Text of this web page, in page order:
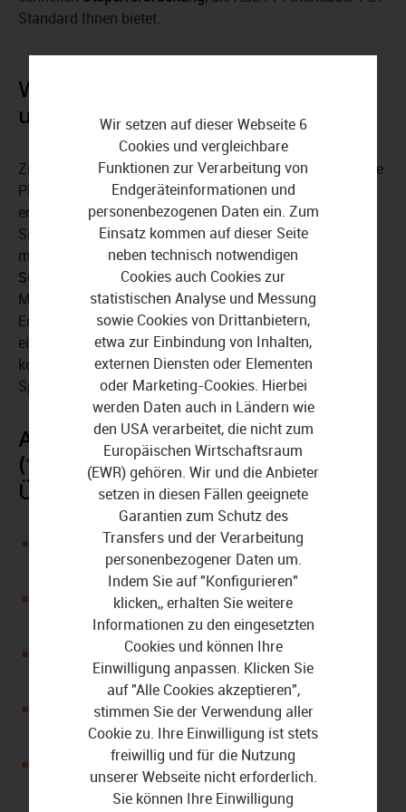
Standard Ihnen bietet.
Wichtige Daten sicher bearbeiten
und versenden
Zum Schutz von sensiblen Informationen statten Sie Ihre
PDF-Dokumente mit einem starken Passwort aus oder
erstellen einen Stempel mit Datum und Uhrzeit. Wollen
Sie nur bestimmte Text- oder Bildpassagen unkenntlich
machen, nutzen Sie den praktischen
Schwärzungsmodus. Anschließend haben Sie die
Möglichkeit, Ihre Datei direkt als E-Mail aus dem PDF-
Editor zu versenden. Wollen Sie viele Dokumente auf
einem externen Speicher oder in einer Cloud archivieren,
komprimieren Sie zuvor die Dateien, um den benötigten
Speicherplatz zu reduzieren.
ABBYY FineReader PDF Standard
(1 Nutzer 1 Jahr) Download im
Überblick:
Professioneller PDF-Editor für Texte, Grafiken und
Diagramme
Erkennt und konvertiert 198 Sprachen mittels OCR
(inklusive 53 Sprachen mit Wörterbuchunterstützung)
Bietet Benutzeroberfläche in 23 verschiedenen
Sprachen
Bearbeitet PDF-Seitenlayout ohne vorherige
Konvertierung
Erleichtert Teamarbeit dank Kommentar- und
Notizfunktion
Wir setzen auf dieser Webseite 6
Cookies und vergleichbare
Funktionen zur Verarbeitung von
Endgeräteinformationen und
personenbezogenen Daten ein. Zum
Einsatz kommen auf dieser Seite
neben technisch notwendigen
Cookies auch Cookies zur
statistischen Analyse und Messung
sowie Cookies von Drittanbietern,
etwa zur Einbindung von Inhalten,
externen Diensten oder Elementen
oder Marketing-Cookies. Hierbei
werden Daten auch in Ländern wie
den USA verarbeitet, die nicht zum
Europäischen Wirtschaftsraum
(EWR) gehören. Wir und die Anbieter
setzen in diesen Fällen geeignete
Garantien zum Schutz des
Transfers und der Verarbeitung
personenbezogener Daten um.
Indem Sie auf "Konfigurieren"
klicken,, erhalten Sie weitere
Informationen zu den eingesetzten
Cookies und können Ihre
Einwilligung anpassen. Klicken Sie
auf "Alle Cookies akzeptieren",
stimmen Sie der Verwendung aller
Cookie zu. Ihre Einwilligung ist stets
freiwillig und für die Nutzung
unserer Webseite nicht erforderlich.
Sie können Ihre Einwilligung